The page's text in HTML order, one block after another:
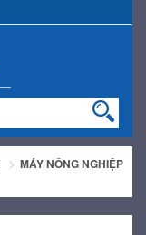
MÁY NÔNG NGHIỆP